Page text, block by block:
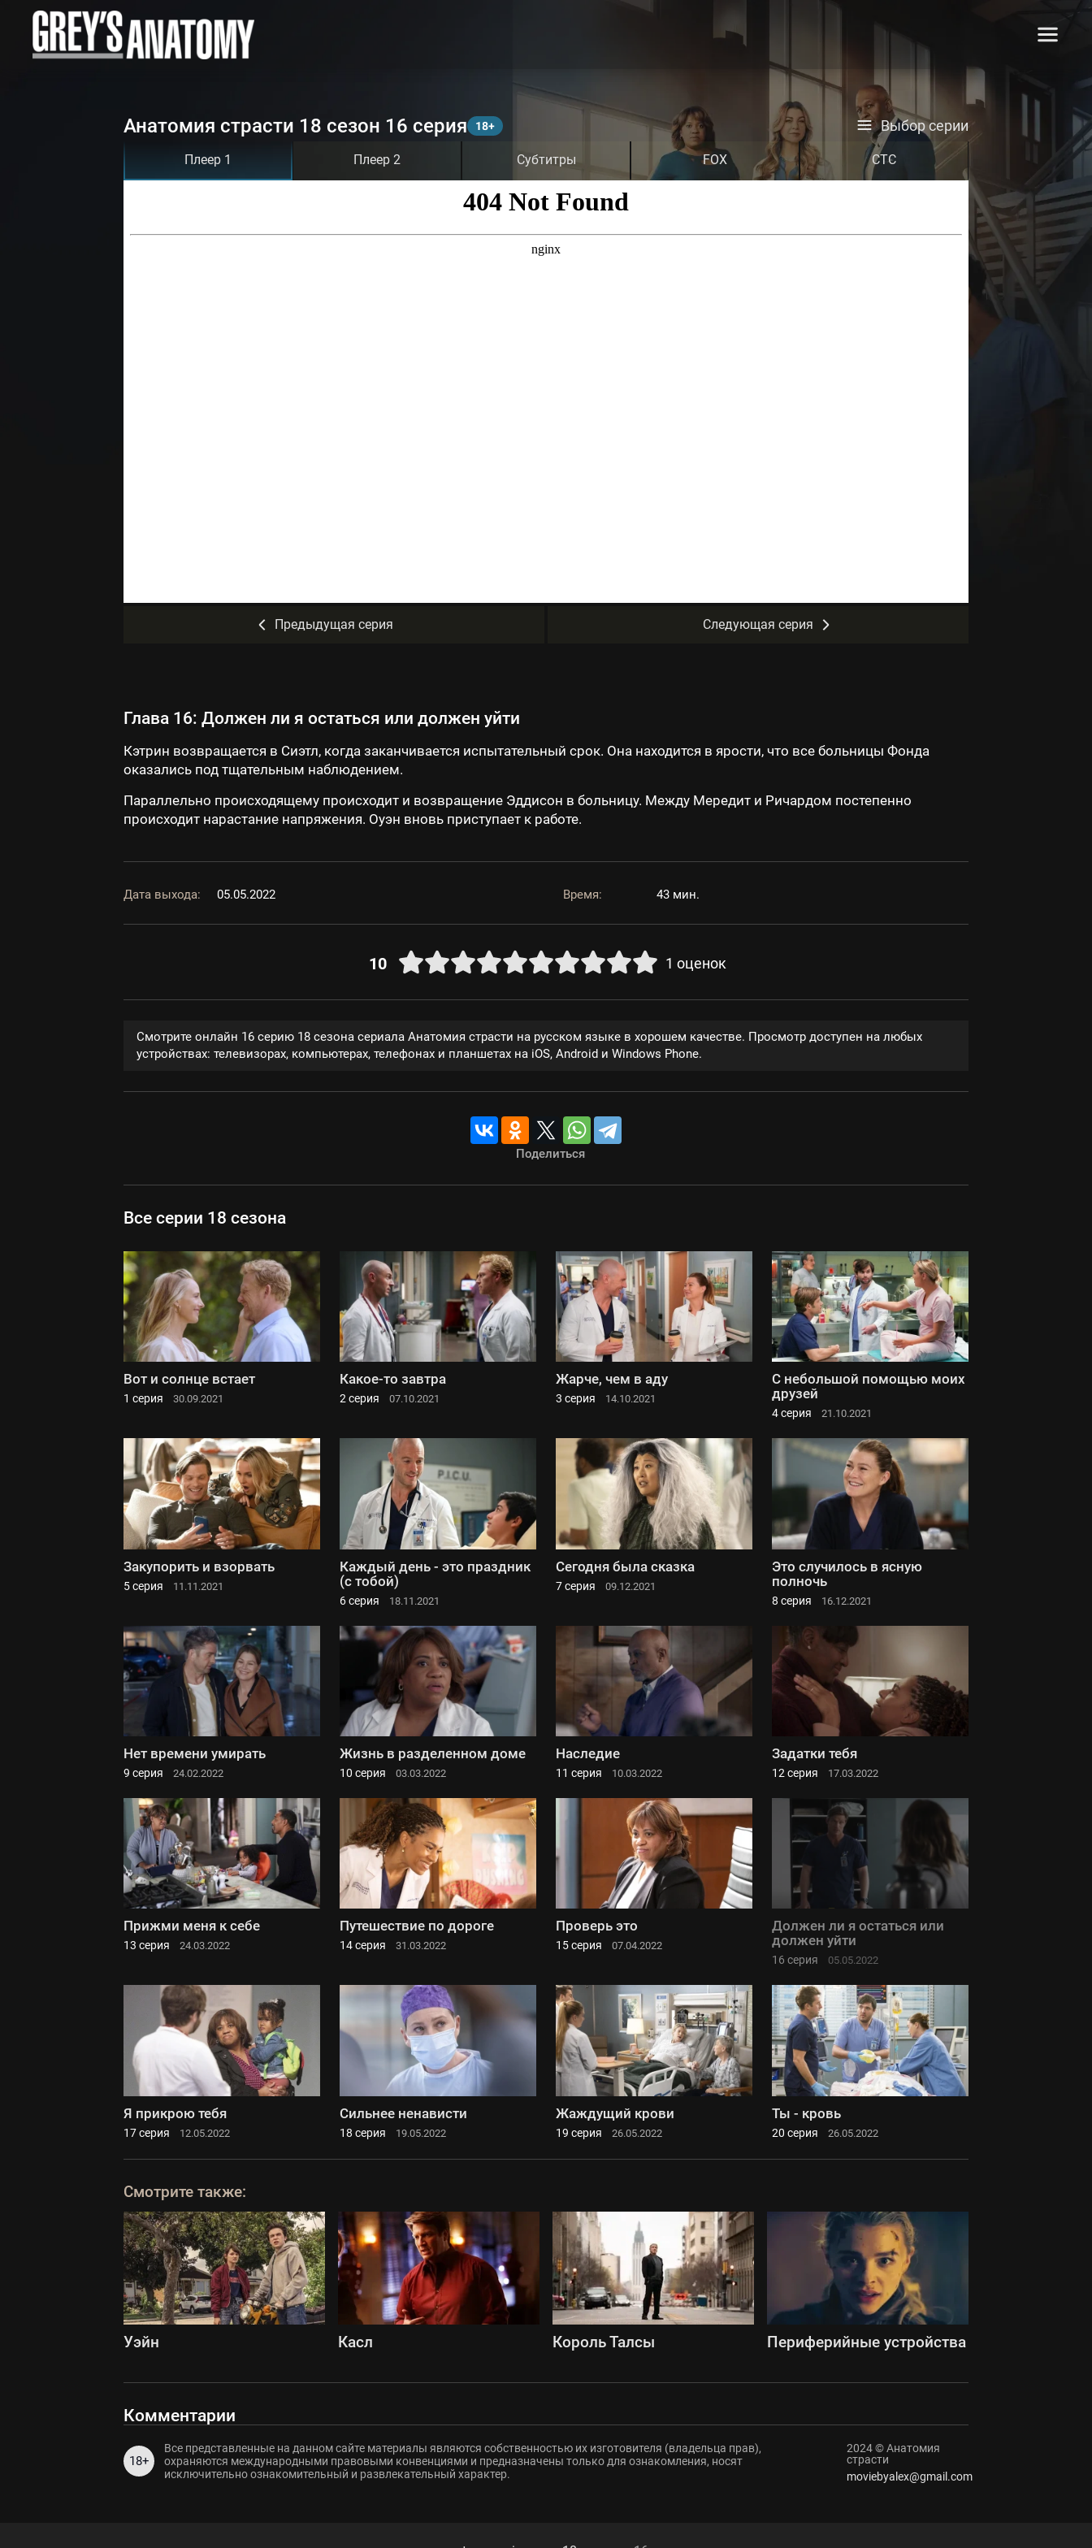
Анатомия страсти 18 сезон 16 серия Выбор серии
Плеер 1 Плеер 2 Субтитры FOX СТС
Предыдущая серия Следующая серия
Глава 16: Должен ли я остаться или должен уйти
Кэтрин возвращается в Сиэтл, когда заканчивается испытательный срок. Она находится в ярости, что все больницы Фонда
оказались под тщательным наблюдением.
Параллельно происходящему происходит и возвращение Эддисон в больницу. Между Мередит и Ричардом постепенно
происходит нарастание напряжения. Оуэн вновь приступает к работе.
Дата выхода: 05.05.2022 Время: 43 мин.
10 1 оценок
Смотрите онлайн 16 серию 18 сезона сериала Анатомия страсти на русском языке в хорошем качестве. Просмотр доступен на любых
устройствах: телевизорах, компьютерах, телефонах и планшетах на iOS, Android и Windows Phone.
Поделиться
Все серии 18 сезона
Вот и солнце встает
1 серия 30.09.2021
Какое-то завтра
2 серия 07.10.2021
Жарче, чем в аду
3 серия 14.10.2021
С небольшой помощью моих
друзей
4 серия 21.10.2021
Закупорить и взорвать
5 серия 11.11.2021
Каждый день - это праздник
(с тобой)
6 серия 18.11.2021
Сегодня была сказка
7 серия 09.12.2021
Это случилось в ясную
полночь
8 серия 16.12.2021
Нет времени умирать
9 серия 24.02.2022
Жизнь в разделенном доме
10 серия 03.03.2022
Наследие
11 серия 10.03.2022
Задатки тебя
12 серия 17.03.2022
Прижми меня к себе
13 серия 24.03.2022
Путешествие по дороге
14 серия 31.03.2022
Проверь это
15 серия 07.04.2022
Должен ли я остаться или
должен уйти
16 серия 05.05.2022
Я прикрою тебя
17 серия 12.05.2022
Сильнее ненависти
18 серия 19.05.2022
Жаждущий крови
19 серия 26.05.2022
Ты - кровь
20 серия 26.05.2022
Смотрите также:
Уэйн Касл Король Талсы Периферийные устройства
Комментарии
18+
Все представленные на данном сайте материалы являются собственностью их изготовителя (владельца прав),
охраняются международными правовыми конвенциями и предназначены только для ознакомления, носят
исключительно ознакомительный и развлекательный характер.
2024 © Анатомия
страсти
moviebyalex@gmail.com